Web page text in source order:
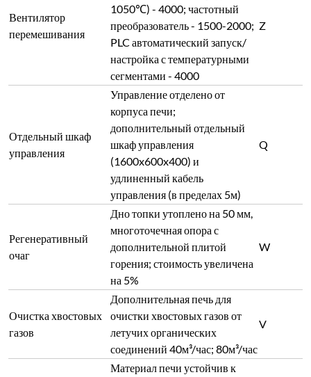
Вентилятор
перемешивания
1050℃) - 4000; частотный
преобразователь - 1500-2000;
PLC автоматический запуск/
настройка с температурными
сегментами - 4000
Z
Отдельный шкаф
управления
Управление отделено от
корпуса печи;
дополнительный отдельный
шкаф управления
(1600x600x400) и
удлиненный кабель
управления (в пределах 5м)
Q
Регенеративный
очаг
Дно топки утоплено на 50 мм,
многоточечная опора с
дополнительной плитой
горения; стоимость увеличена
на 5%
W
Очистка хвостовых
газов
Дополнительная печь для
очистки хвостовых газов от
летучих органических
соединений 40м³/час; 80м³/час
V
Материал печи устойчив к